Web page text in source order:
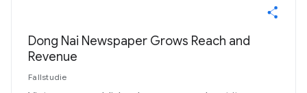
Dong Nai Newspaper Grows Reach and
Revenue
Fallstudie